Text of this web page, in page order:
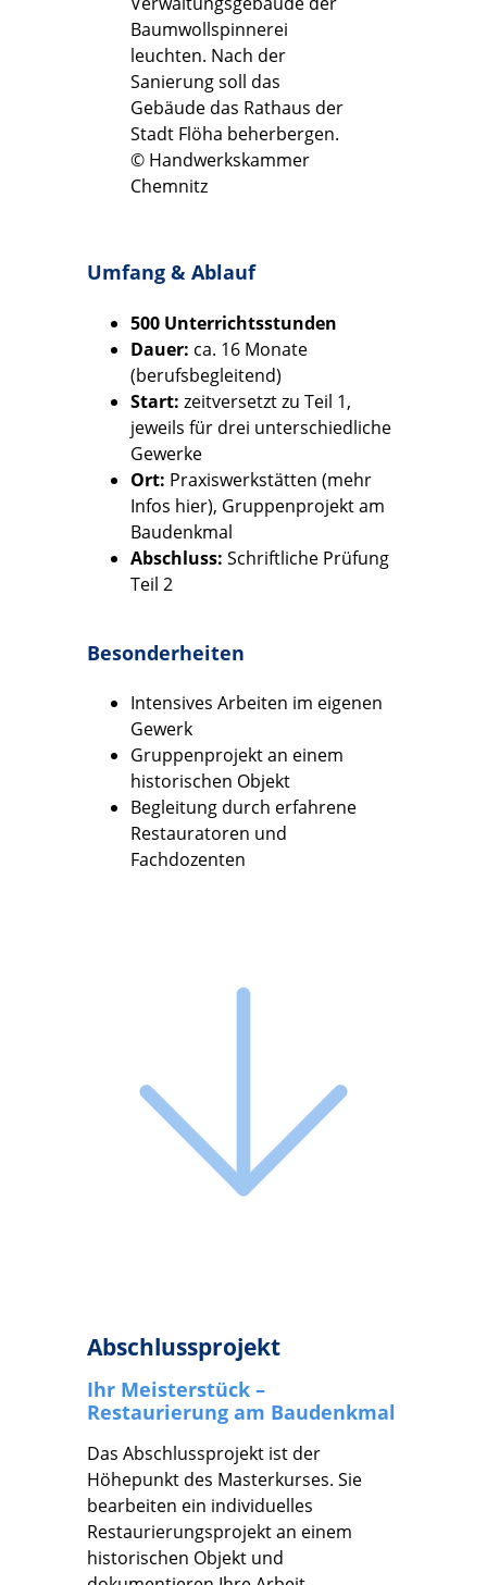
© Handwerkskammer
Chemnitz
Umfang & Ablauf
500 Unterrichtsstunden
Dauer: ca. 16 Monate
(berufsbegleitend)
Start: zeitversetzt zu Teil 1,
jeweils für drei unterschiedliche
Gewerke
Ort: Praxiswerkstätten (mehr
Infos hier), Gruppenprojekt am
Baudenkmal
Abschluss: Schriftliche Prüfung
Teil 2
Besonderheiten
Intensives Arbeiten im eigenen
Gewerk
Gruppenprojekt an einem
historischen Objekt
Begleitung durch erfahrene
Restauratoren und
Fachdozenten
Abschlussprojekt
Ihr Meisterstück –
Restaurierung am Baudenkmal
Das Abschlussprojekt ist der
Höhepunkt des Masterkurses. Sie
bearbeiten ein individuelles
Restaurierungsprojekt an einem
historischen Objekt und